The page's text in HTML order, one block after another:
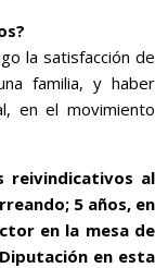
la satisfacción de
familia, y haber
en el movimiento
reivindicativos al
5 años, en
en la mesa de
en esta